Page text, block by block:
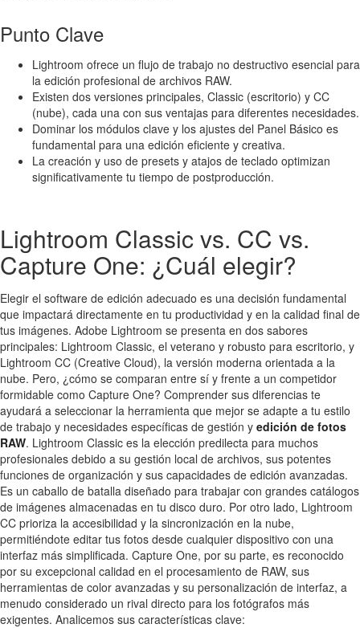
Punto Clave
Lightroom ofrece un flujo de trabajo no destructivo esencial para
la edición profesional de archivos RAW.
Existen dos versiones principales, Classic (escritorio) y CC
(nube), cada una con sus ventajas para diferentes necesidades.
Dominar los módulos clave y los ajustes del Panel Básico es
fundamental para una edición eficiente y creativa.
La creación y uso de presets y atajos de teclado optimizan
significativamente tu tiempo de postproducción.
Lightroom Classic vs. CC vs.
Capture One: ¿Cuál elegir?
Elegir el software de edición adecuado es una decisión fundamental
que impactará directamente en tu productividad y en la calidad final de
tus imágenes. Adobe Lightroom se presenta en dos sabores
principales: Lightroom Classic, el veterano y robusto para escritorio, y
Lightroom CC (Creative Cloud), la versión moderna orientada a la
nube. Pero, ¿cómo se comparan entre sí y frente a un competidor
formidable como Capture One? Comprender sus diferencias te
ayudará a seleccionar la herramienta que mejor se adapte a tu estilo
de trabajo y necesidades específicas de gestión y edición de fotos
RAW. Lightroom Classic es la elección predilecta para muchos
profesionales debido a su gestión local de archivos, sus potentes
funciones de organización y sus capacidades de edición avanzadas.
Es un caballo de batalla diseñado para trabajar con grandes catálogos
de imágenes almacenadas en tu disco duro. Por otro lado, Lightroom
CC prioriza la accesibilidad y la sincronización en la nube,
permitiéndote editar tus fotos desde cualquier dispositivo con una
interfaz más simplificada. Capture One, por su parte, es reconocido
por su excepcional calidad en el procesamiento de RAW, sus
herramientas de color avanzadas y su personalización de interfaz, a
menudo considerado un rival directo para los fotógrafos más
exigentes. Analicemos sus características clave: